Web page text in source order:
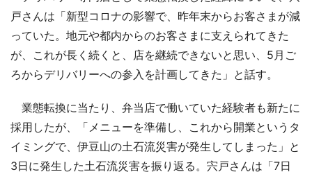
戸さんは「新型コロナの影響で、昨年末からお客さまが減
っていた。地元や都内からのお客さまに支えられてきた
が、これが長く続くと、店を継続できないと思い、5月ご
ろからデリバリーへの参入を計画してきた」と話す。
業態転換に当たり、弁当店で働いていた経験者も新たに
採用したが、「メニューを準備し、これから開業というタ
イミングで、伊豆山の土石流災害が発生してしまった」と
3日に発生した土石流災害を振り返る。宍戸さんは「7日